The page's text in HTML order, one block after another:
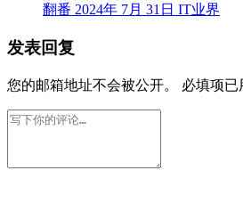
翻番 2024年 7月 31日 IT业界
发表回复
您的邮箱地址不会被公开。 必填项已